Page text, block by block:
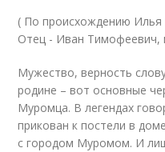
( По происхождению Илья
Отец - Иван Тимофеевич,
Мужество, верность
родине – вот основные
Муромца. В легендах
прикован к постели в
с городом Муромом. И